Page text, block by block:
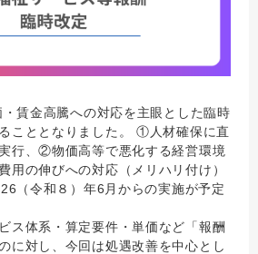
賃金高騰への対応を主眼とした臨時
こととなりました。 ①人材確保に直
行、②物価高等で悪化する経営環境
用の伸びへの対応（メリハリ付け）
（令和８）年6月からの実施が予定
ス体系・算定要件・単価など「報酬
に対し、今回は処遇改善を中心とし